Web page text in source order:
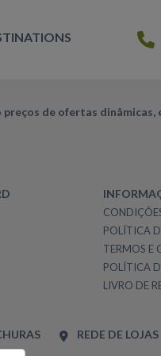
de ofertas dinâmicas,
POLÍTICA
TERMOS E
POLÍTICA
LIVRO DE
REDE DE LOJAS